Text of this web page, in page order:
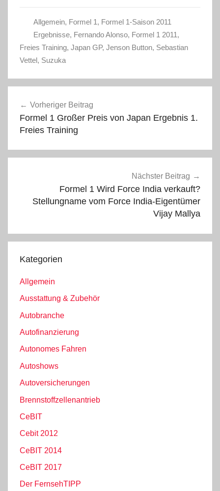
Allgemein, Formel 1, Formel 1-Saison 2011
Ergebnisse, Fernando Alonso, Formel 1 2011,
Freies Training, Japan GP, Jenson Button, Sebastian
Vettel, Suzuka
Vorheriger Beitrag
Formel 1 Großer Preis von Japan Ergebnis 1.
Freies Training
Nächster Beitrag
Formel 1 Wird Force India verkauft?
Stellungname vom Force India-Eigentümer
Vijay Mallya
Kategorien
Allgemein
Ausstattung & Zubehör
Autobranche
Autofinanzierung
Autonomes Fahren
Autoshows
Autoversicherungen
Brennstoffzellenantrieb
CeBIT
Cebit 2012
CeBIT 2014
CeBIT 2017
Der FernsehTIPP